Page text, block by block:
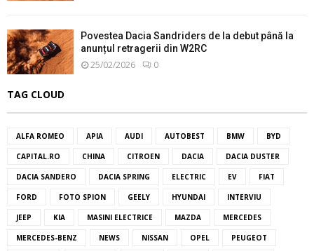
Povestea Dacia Sandriders de la debut până la
anunțul retragerii din W2RC
25/02/2026 0
TAG CLOUD
ALFA ROMEO APIA AUDI AUTOBEST BMW BYD
CAPITAL.RO CHINA CITROEN DACIA DACIA DUSTER
DACIA SANDERO DACIA SPRING ELECTRIC EV FIAT
FORD FOTO SPION GEELY HYUNDAI INTERVIU
JEEP KIA MASINI ELECTRICE MAZDA MERCEDES
MERCEDES-BENZ NEWS NISSAN OPEL PEUGEOT